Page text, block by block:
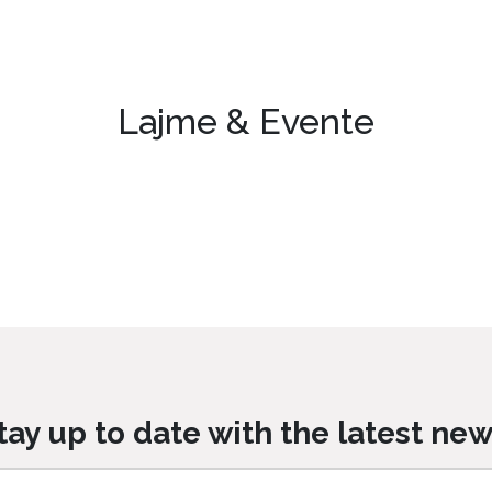
Lajme & Evente
up to date with the latest